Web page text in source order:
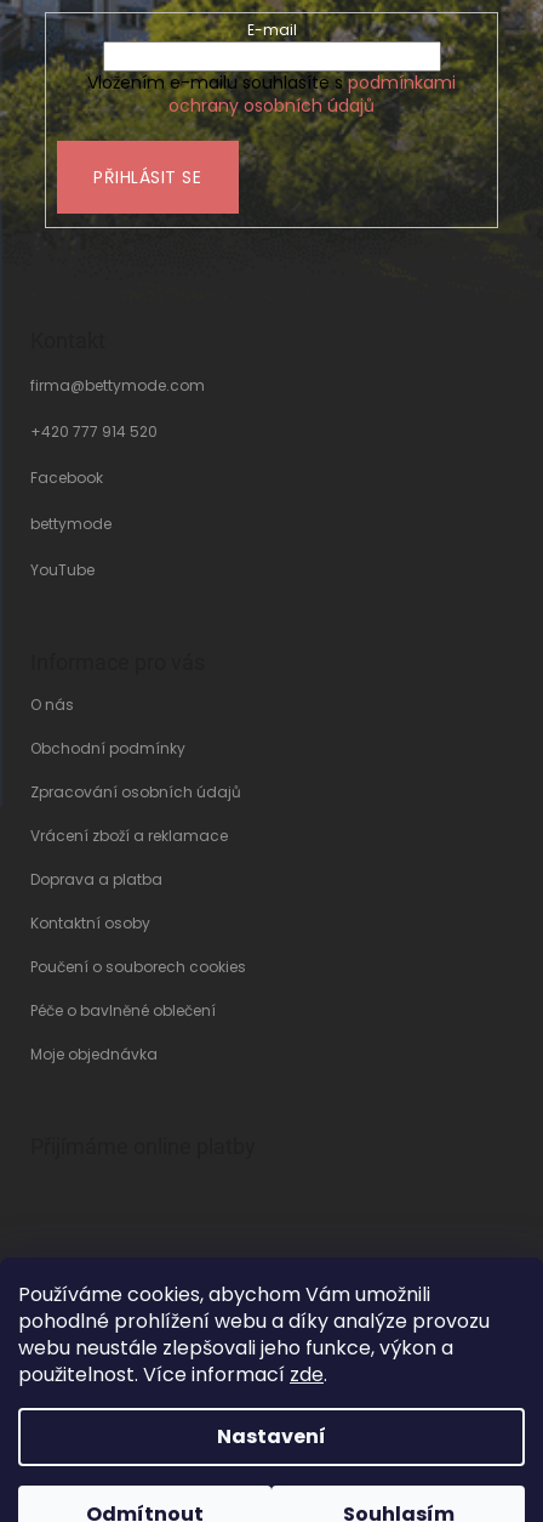
Používáme cookies, abychom Vám umožnili
pohodlné prohlížení webu a díky analýze provozu
webu neustále zlepšovali jeho funkce, výkon a
použitelnost. Více informací zde.
Nastavení
Odmítnout Souhlasím
E-mail
Vložením e-mailu souhlasíte spodmínkami
ochrany osobních údajů
PŘIHLÁSIT SE
firma@bettymode.com
+420 777 914 520
Facebook
bettymode
YouTube
O nás
Obchodní podmínky
Zpracování osobních údajů
Vrácení zboží a reklamace
Doprava a platba
Kontaktní osoby
Poučení o souborech cookies
Péče o bavlněné oblečení
Moje objednávka
Vytvořil Shoptet
Betty Mode. Všechna práva vyhrazena.
Grafický návrh vytvořil a na Shoptet implementovalTomáš Hlad